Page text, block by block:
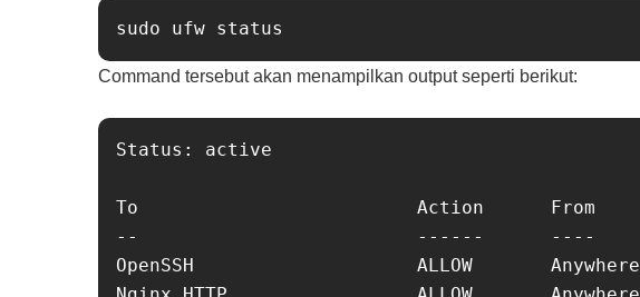
Command tersebut akan menampilkan output seperti berikut:
Status: active
To                         Action      From
--                         ------      ----
OpenSSH                    ALLOW       Anywhere